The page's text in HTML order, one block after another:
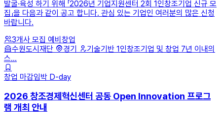
발굴·육성 하기 위해 「2026년 기업지원센터 2회 1인창조기업 신규 모
집」을 다음과 같이 공고 합니다. 관심 있는 기업인 여러분의 많은 신청
바랍니다.
3개사 모집 예비창업
수원도시재단
경기
기술기반 1인창조기업 및 창업 7년 이내의
스...
창업 마감임박 D-day
2026 창조경제혁신센터 공동 Open Innovation 프로그
램 개최 안내